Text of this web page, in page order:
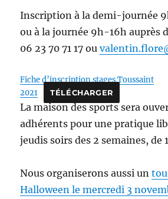
Inscription à la demi-journée
ou à la journée 9h-16h auprès
06 23 70 71 17 ou
Fiche d’inscription stages Toussaint
2021
TÉLÉCHARGER
La maison des sports sera
adhérents pour une pratique
jeudis soirs des 2 semaines, de
Nous organiserons aussi un
Halloween le mercredi 3